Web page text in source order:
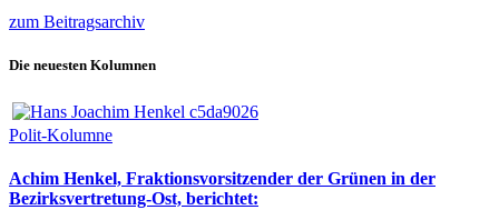
zum Beitragsarchiv
Die neuesten Kolumnen
Polit-Kolumne
Achim Henkel, Fraktionsvorsitzender der Grünen in der
Bezirksvertretung-Ost, berichtet: